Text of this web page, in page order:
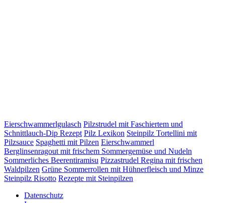
Eierschwammerlgulasch Pilzstrudel mit Faschiertem und
Schnittlauch-Dip Rezept Pilz Lexikon Steinpilz Tortellini mit
Pilzsauce Spaghetti mit Pilzen Eierschwammerl
Berglinsenragout mit frischem Sommergemüse und Nudeln
Sommerliches Beerentiramisu Pizzastrudel Regina mit frischen
Waldpilzen Grüne Sommerrollen mit Hühnerfleisch und Minze
Steinpilz Risotto Rezepte mit Steinpilzen
Datenschutz